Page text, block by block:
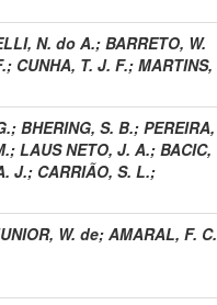
N. do A.; BARRETO, W.
; CUNHA, T. J. F.; MARTINS,
; BHERING, S. B.; PEREIRA,
; LAUS NETO, J. A.; BACIC,
J.; CARRIÃO, S. L.;
W. de; AMARAL, F. C.